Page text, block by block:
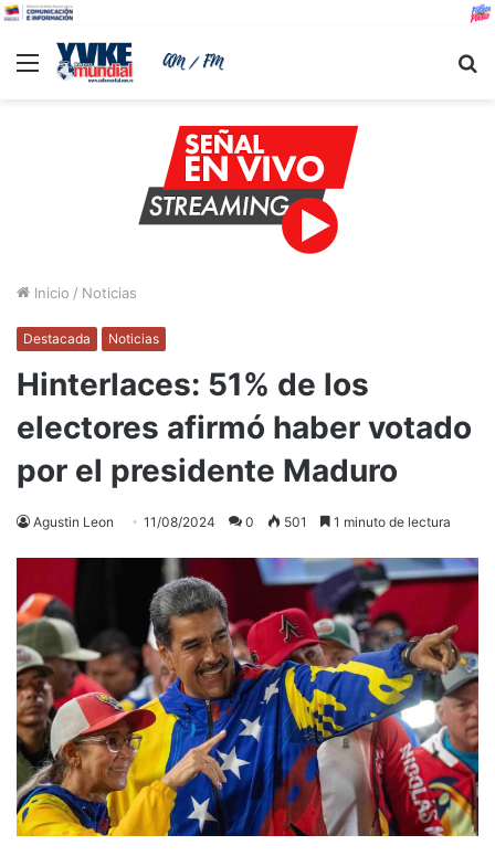
Menu
Inicio / Noticias
Destacada Noticias
Hinterlaces: 51% de los
electores afirmó haber votado
por el presidente Maduro
Agustin Leon 11/08/2024 0 501 1 minuto de lectura